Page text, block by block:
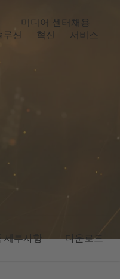
션 혁신 서비스
미디어 센터 채용
세부사항 다운로드